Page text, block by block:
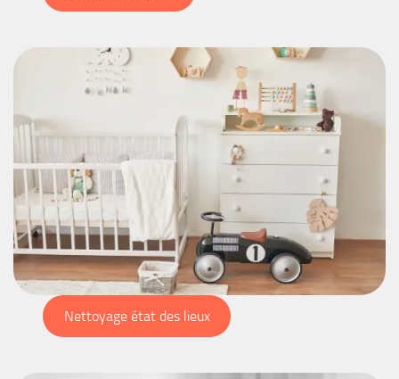
Nettoyage état des lieux